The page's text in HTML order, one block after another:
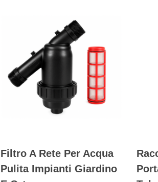
Filtro A Rete Per Acqua
Pulita Impianti Giardino